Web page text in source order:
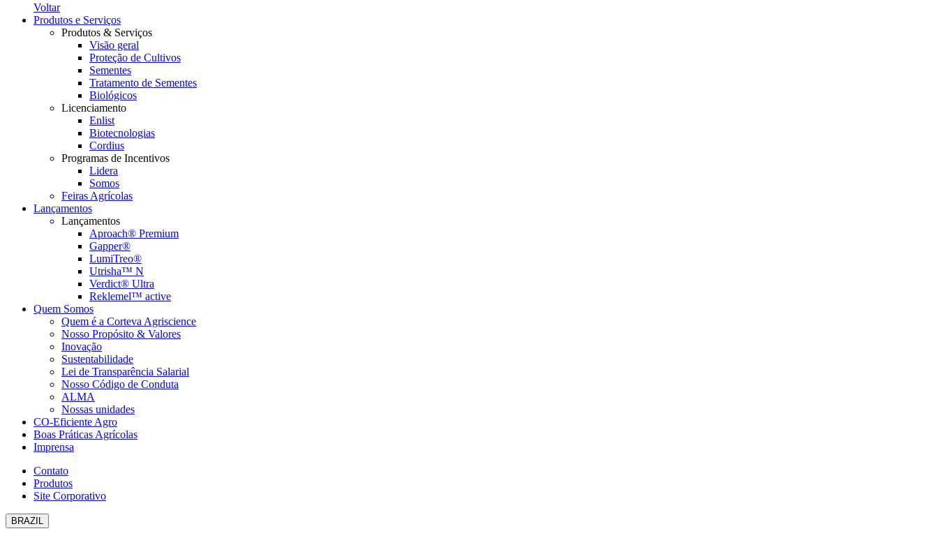
Voltar
Produtos e Serviços
Produtos & Serviços
Visão geral
Proteção de Cultivos
Sementes
Tratamento de Sementes
Biológicos
Licenciamento
Enlist
Biotecnologias
Cordius
Programas de Incentivos
Lidera
Somos
Feiras Agrícolas
Lançamentos
Lançamentos
Aproach® Premium
Gapper®
LumiTreo®
Utrisha™ N
Verdict® Ultra
Reklemel™ active
Quem Somos
Quem é a Corteva Agriscience
Nosso Propósito & Valores
Inovação
Sustentabilidade
Lei de Transparência Salarial
Nosso Código de Conduta
ALMA
Nossas unidades
CO-Eficiente Agro
Boas Práticas Agrícolas
Imprensa
Contato
Produtos
Site Corporativo
BRAZIL